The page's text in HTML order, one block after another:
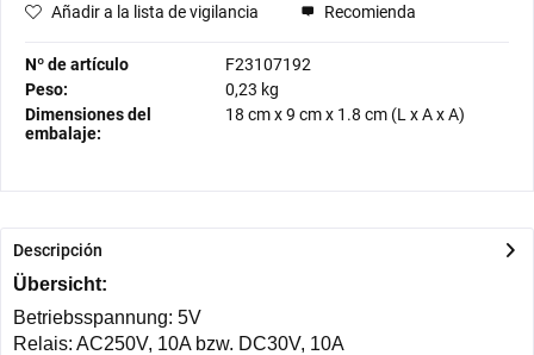
Añadir a la lista de vigilancia Recomienda
Nº de artículo
F23107192
Peso:
0,23 kg
Dimensiones del
embalaje:
18 cmx9 cmx 1.8 cm (L x A x A)
Descripción
Übersicht:
Betriebsspannung: 5V
Relais: AC250V, 10A bzw. DC30V, 10A